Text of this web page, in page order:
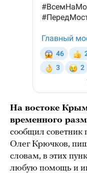
На востоке
временного
сообщил советник
Олег Крючков,
словам, в этих
любую помощь и